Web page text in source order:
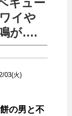
キュー
イや
が….
03(火)
の男と不